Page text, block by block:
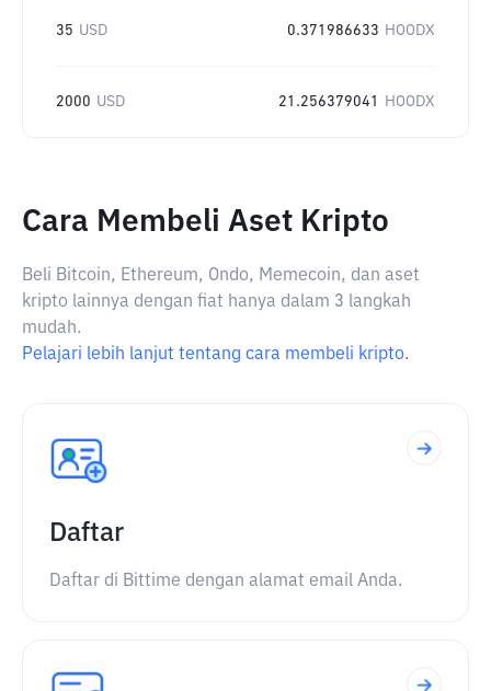
35 USD 0.371986633 HOODX
2000 USD 21.256379041 HOODX
Cara Membeli Aset Kripto
Beli Bitcoin, Ethereum, Ondo, Memecoin, dan aset
kripto lainnya dengan fiat hanya dalam 3 langkah
mudah.
Pelajari lebih lanjut tentang cara membeli kripto.
Daftar
Daftar di Bittime dengan alamat email Anda.